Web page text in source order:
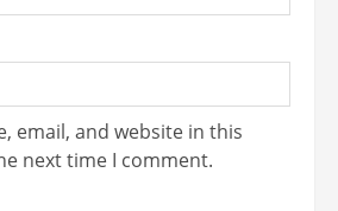
email, and website in this
next time I comment.